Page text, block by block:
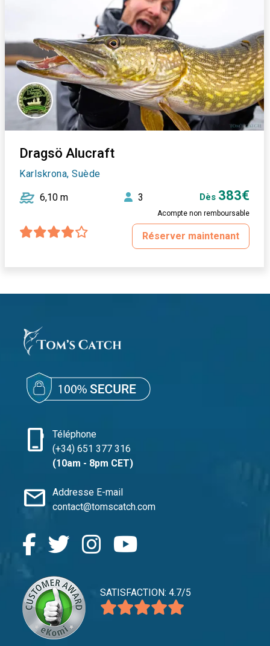
Dragsö Alucraft
Karlskrona, Suède
6,10 m 3 Dès 383€
Acompte non remboursable
Réserver maintenant
phone_iphone
Téléphone
(+34) 651 377 316
(10am - 8pm CET)
mail
Addresse E-mail
contact@tomscatch.com
SATISFACTION: 4.7/5